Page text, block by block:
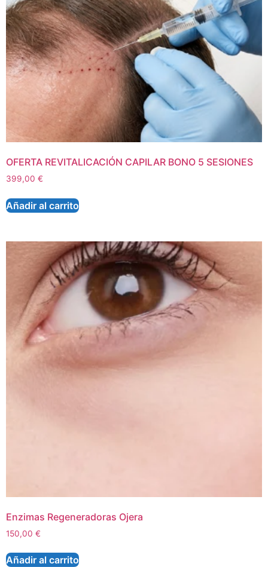
OFERTA REVITALICACIÓN CAPILAR BONO 5 SESIONES
399,00 €
Añadir al carrito
Enzimas Regeneradoras Ojera
150,00 €
Añadir al carrito